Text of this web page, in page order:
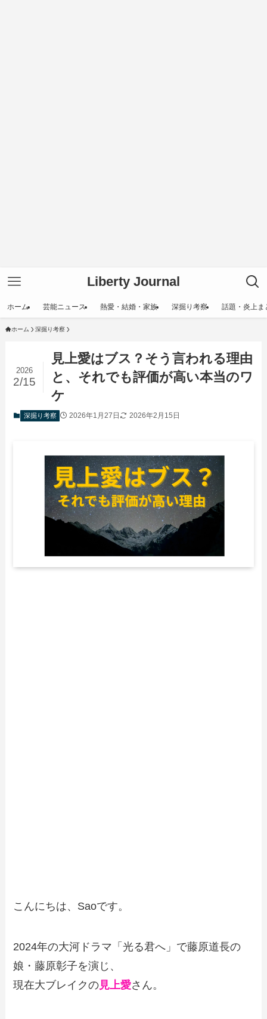
Liberty Journal
ホーム 芸能ニュース 熱愛・結婚・家族 深掘り考察 話題・炎上ま
ホーム 深掘り考察
見上愛はブス？そう言われる理由
と、それでも評価が高い本当のワ
ケ
2026
2/15
深掘り考察 2026年1月27日 2026年2月15日
こんにちは、Saoです。
2024年の大河ドラマ「光る君へ」で藤原道長の
娘・藤原彰子を演じ、
現在大ブレイクの見上愛さん。